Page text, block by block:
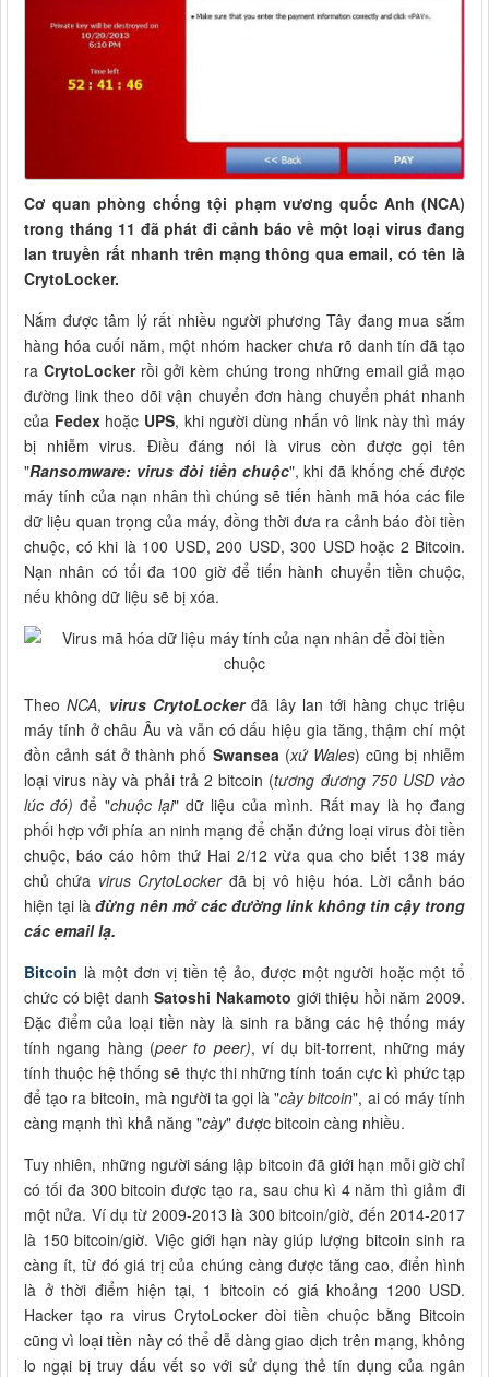
Cơ quan phòng chống tội phạm vương quốc Anh (NCA)
trong tháng 11 đã phát đi cảnh báo về một loại virus đang
lan truyền rất nhanh trên mạng thông qua email, có tên là
CrytoLocker.
Nắm được tâm lý rất nhiều người phương Tây đang mua sắm
hàng hóa cuối năm, một nhóm hacker chưa rõ danh tín đã tạo
ra CrytoLockerrồi gởi kèm chúng trong những email giả mạo
đường link theo dõi vận chuyển đơn hàng chuyển phát nhanh
của Fedexhoặc UPS, khi người dùng nhấn vô link này thì máy
bị nhiễm virus. Điều đáng nói là virus còn được gọi tên
"Ransomware: virus đòi tiền chuộc", khi đã khống chế được
máy tính của nạn nhân thì chúng sẽ tiến hành mã hóa các file
dữ liệu quan trọng của máy, đồng thời đưa ra cảnh báo đòi tiền
chuộc, có khi là 100 USD, 200 USD, 300 USD hoặc 2 Bitcoin.
Nạn nhân có tối đa 100 giờ để tiến hành chuyển tiền chuộc,
nếu không dữ liệu sẽ bị xóa.
TheoNCA, virus CrytoLockerđã lây lan tới hàng chục triệu
máy tính ở châu Âu và vẫn có dấu hiệu gia tăng, thậm chí một
đồn cảnh sát ở thành phố Swansea (xứ Wales) cũng bị nhiễm
loại virus này và phải trả 2 bitcoin (tương đương 750 USD vào
lúc đó) để "chuộc lại" dữ liệu của mình. Rất may là họ đang
phối hợp với phía an ninh mạng để chặn đứng loại virus đòi tiền
chuộc, báo cáo hôm thứ Hai 2/12 vừa qua cho biết 138 máy
chủ chứa virus CrytoLockerđã bị vô hiệu hóa. Lời cảnh báo
hiện tại làđừng nên mở các đường link không tin cậy trong
các email lạ.
Bitcoin là một đơn vị tiền tệ ảo, được một người hoặc một tổ
chức có biệt danhSatoshi Nakamoto giới thiệu hồi năm 2009.
Đặc điểm của loại tiền này là sinh ra bằng các hệ thống máy
tính ngang hàng (peer to peer), ví dụ bit-torrent, những máy
tính thuộc hệ thống sẽ thực thi những tính toán cực kì phức tạp
để tạo ra bitcoin, mà người ta gọi là "cày bitcoin", ai có máy tính
càng mạnh thì khả năng "cày" được bitcoin càng nhiều.
Tuy nhiên, những người sáng lập bitcoin đã giới hạn mỗi giờ chỉ
có tối đa 300 bitcoin được tạo ra, sau chu kì 4 năm thì giảm đi
một nửa. Ví dụ từ 2009-2013 là 300 bitcoin/giờ, đến 2014-2017
là 150 bitcoin/giờ. Việc giới hạn này giúp lượng bitcoin sinh ra
càng ít, từ đó giá trị của chúng càng được tăng cao, điển hình
là ở thời điểm hiện tại, 1 bitcoin có giá khoảng 1200 USD.
Hacker tạo ra virus CrytoLocker đòi tiền chuộc bằng Bitcoin
cũng vì loại tiền này có thể dễ dàng giao dịch trên mạng, không
lo ngại bị truy dấu vết so với sử dụng thẻ tín dụng của ngân